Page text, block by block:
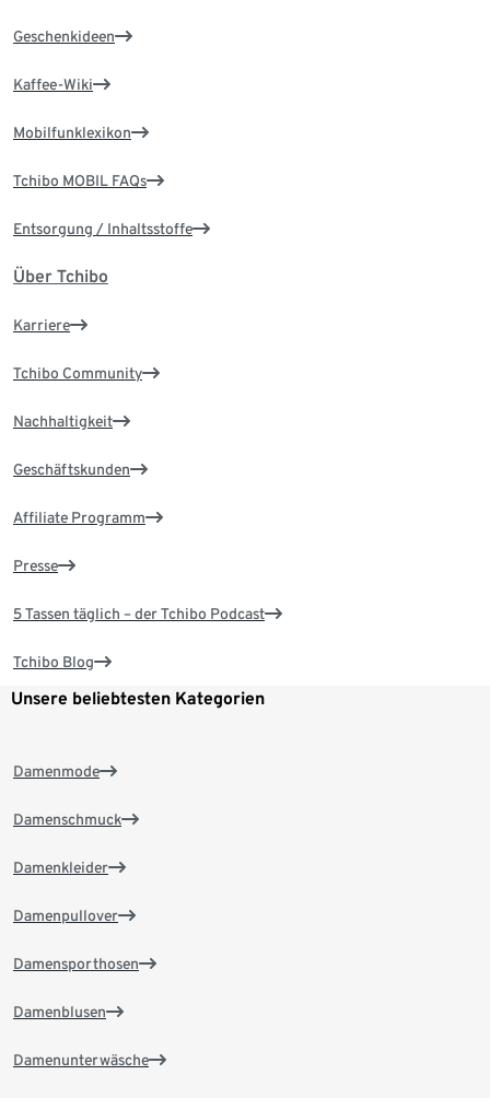
Geschenkideen
Kaffee-Wiki
Mobilfunklexikon
Tchibo MOBIL FAQs
Entsorgung / Inhaltsstoffe
Über Tchibo
Karriere
Tchibo Community
Nachhaltigkeit
Geschäftskunden
Affiliate Programm
Presse
5 Tassen täglich – der Tchibo Podcast
Tchibo Blog
Unsere beliebtesten Kategorien
Damenmode
Damenschmuck
Damenkleider
Damenpullover
Damensporthosen
Damenblusen
Damenunterwäsche